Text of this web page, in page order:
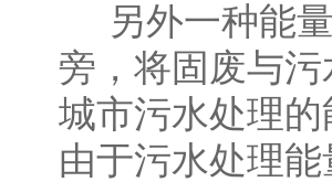
另外一种能量
旁，将固废与
城市污水处理
由于污水处理